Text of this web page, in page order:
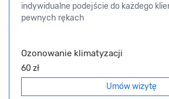
indywidualne podejście do każdego
pewnych rękach
Ozonowanie klimatyzacji
60 zł
Umów wizytę